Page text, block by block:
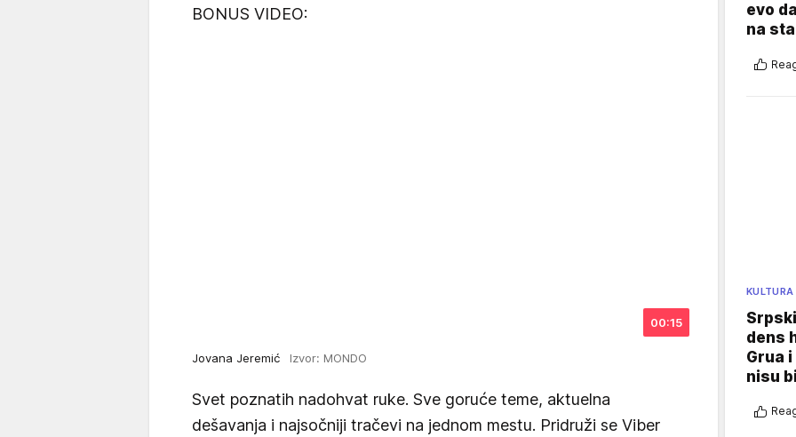
BONUS VIDEO:
00:15
Jovana Jeremić Izvor: MONDO
Svet poznatih nadohvat ruke. Sve goruće teme, aktuelna
dešavanja i najsočniji tračevi na jednom mestu. Pridruži se Viber
evo
na
KULTURA
dens
Grua
nisu